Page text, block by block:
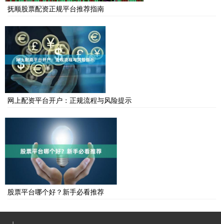
抚顺股票配资正规平台推荐指南
网上配资平台开户：正规流程与风险提示
股票平台哪个好？新手必看推荐